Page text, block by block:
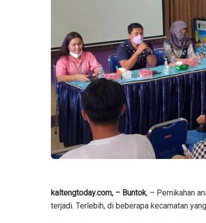
kaltengtoday.com, – Buntok, – Pernikahan
terjadi. Terlebih, di beberapa kecamatan